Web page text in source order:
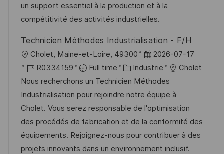
s
a
o
’
a
f
i
c
h
a
g
e
e
n
e
d
u
p
o
s
t
e
g
o
i
e
un support essentiel à la production et à la
compétitivité des activités industrielles.
Technicien Méthodes Industrialisation - F/H
o
c
a
l
i
s
a
Cholet, Maine-et-Loire, 49300
D
a
t
e
d
’
a
f
2026-07-17
R
é
f
é
r
e
n
R0334159 Full time
C
a
t
é
g
o
r
Industrie
Cholet
Nous recherchons un Technicien Méthodes
Industrialisation pour rejoindre notre équipe à
Cholet. Vous serez responsable de l'optimisation
des procédés de fabrication et de la conformité des
équipements. Rejoignez-nous pour contribuer à des
projets innovants dans un environnement inclusif.